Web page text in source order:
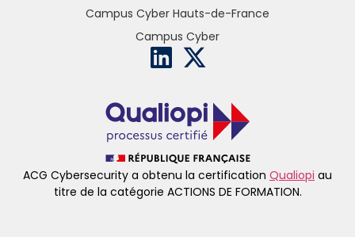
ACG Cybersecurity a obtenu la certification Qualiopi au
titre de la catégorie ACTIONS DE FORMATION.
Campus Cyber Hauts-de-France
Campus Cyber